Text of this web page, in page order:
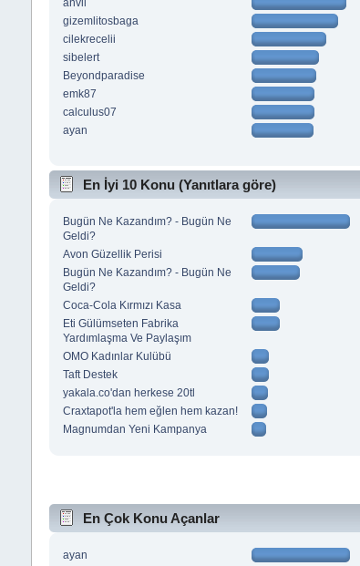
gizemlitosbaga
cilekrecelii
sibelert
Beyondparadise
emk87
calculus07
ayan
En İyi 10 Konu (Yanıtlara göre)
Bugün Ne Kazandım? - Bugün Ne
Geldi?
Avon Güzellik Perisi
Bugün Ne Kazandım? - Bugün Ne
Geldi?
Coca-Cola Kırmızı Kasa
Eti Gülümseten Fabrika
Yardımlaşma Ve Paylaşım
OMO Kadınlar Kulübü
Taft Destek
yakala.co'dan herkese 20tl
Craxtapot'la hem eğlen hem kazan!
Magnumdan Yeni Kampanya
En Çok Konu Açanlar
ayan